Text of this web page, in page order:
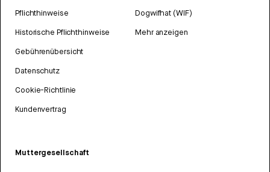
Pflichthinweise
Historische Pflichthinweise
Gebührenübersicht
Datenschutz
Cookie-Richtlinie
Kundenvertrag
Dogwifhat (WIF)
Mehr anzeigen
Muttergesellschaft